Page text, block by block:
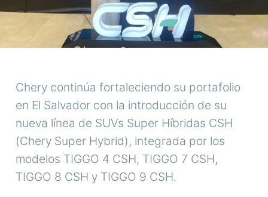
Chery continúa fortaleciendo su portafolio
en El Salvador con la introducción de su
nueva línea de SUVs Super Híbridas CSH
(Chery Super Hybrid), integrada por los
modelos TIGGO 4 CSH, TIGGO 7 CSH,
TIGGO 8 CSH y TIGGO 9 CSH.